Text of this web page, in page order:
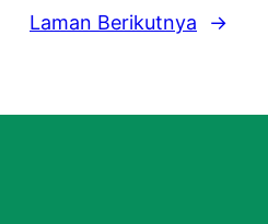
Laman Berikutnya →